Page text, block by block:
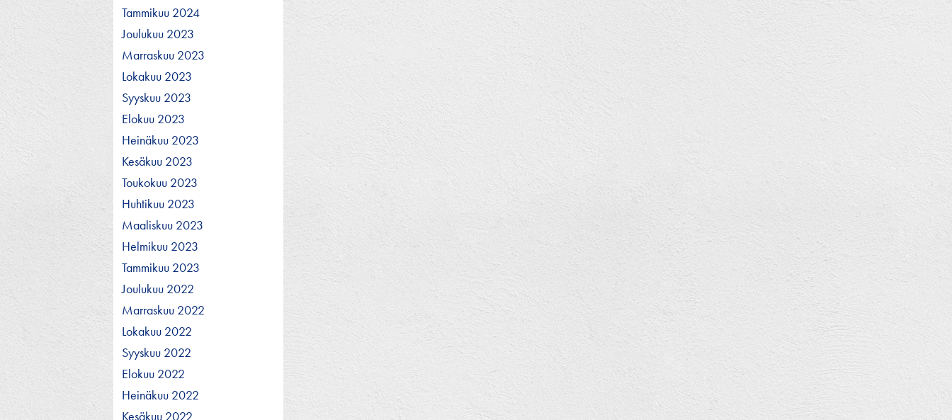
Tammikuu 2024
Joulukuu 2023
Marraskuu 2023
Lokakuu 2023
Syyskuu 2023
Elokuu 2023
Heinäkuu 2023
Kesäkuu 2023
Toukokuu 2023
Huhtikuu 2023
Maaliskuu 2023
Helmikuu 2023
Tammikuu 2023
Joulukuu 2022
Marraskuu 2022
Lokakuu 2022
Syyskuu 2022
Elokuu 2022
Heinäkuu 2022
Kesäkuu 2022